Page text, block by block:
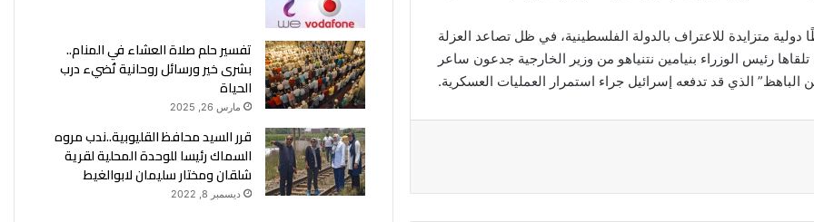
متزايدة للاعتراف بالدولة الفلسطينية، في ظل تصاعد العزلة
رئيس الوزراء بنيامين نتنياهو من وزير الخارجية جدعون ساعر
الباهظ” الذي قد تدفعه إسرائيل جراء استمرار العمليات العسكرية.
تفسير حلم صلاة العشاء في المنام..
بشرى خير ورسائل روحانية تُضيء درب
الحياة
مارس 26, 2025
قرر السيد محافظ القليوبية..ندب مروه
السماك رئيسا للوحدة المحلية لقرية
شلقان ومختار سليمان لابوالغيط
ديسمبر 8, 2022